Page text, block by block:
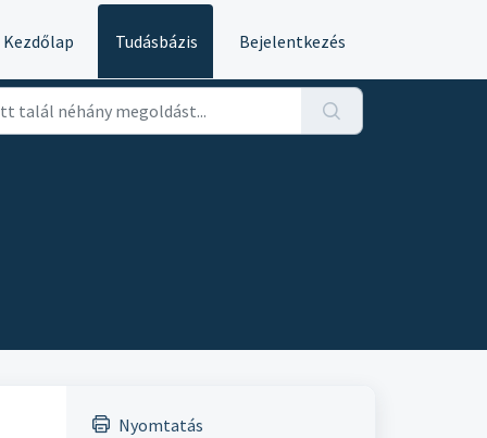
Kezdőlap Tudásbázis Bejelentkezés
Nyomtatás